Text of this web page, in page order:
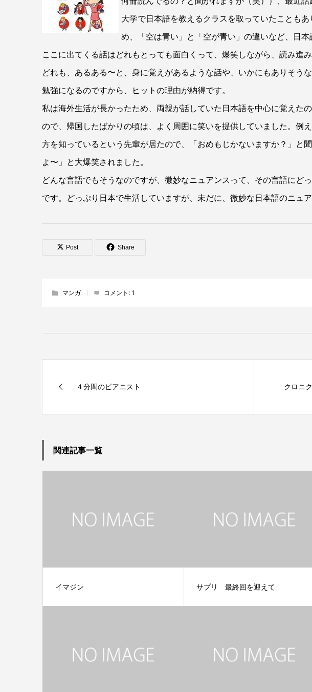
大学で日本語を教えるクラスを取っていたことも
め、「空は青い」と「空が青い」の違いなど、日
ここに出てくる話はどれもとっても面白くって、爆笑しながら、読み進み
どれも、あるある〜と、身に覚えがあるような話や、いかにもありそう
勉強になるのですから、ヒットの理由が納得です。
私は海外生活が長かったため、両親が話していた日本語を中心に覚えた
ので、帰国したばかりの頃は、よく周囲に笑いを提供していました。例
方を知っているという先輩が居たので、「おめもじかないますか？」と
よ〜」と大爆笑されました。
どんな言語でもそうなのですが、微妙なニュアンスって、その言語にど
です。どっぷり日本で生活していますが、未だに、微妙な日本語のニュア
Post Share
マンガ コメント: 1
４分間のピアニスト クロニ
関連記事一覧
イマジン サプリ 最終回を迎えて